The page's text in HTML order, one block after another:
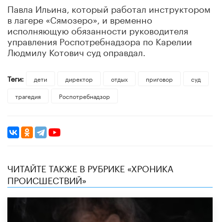
Павла Ильина, который работал инструктором
в лагере «Сямозеро», и временно
исполняющую обязанности руководителя
управления Роспотребнадзора по Карелии
Людмилу Котович суд оправдал.
Теги: дети директор отдых приговор
суд
трагедия
Роспотребнадзор
ЧИТАЙТЕ ТАКЖЕ В РУБРИКЕ «ХРОНИКА
ПРОИСШЕСТВИЙ»